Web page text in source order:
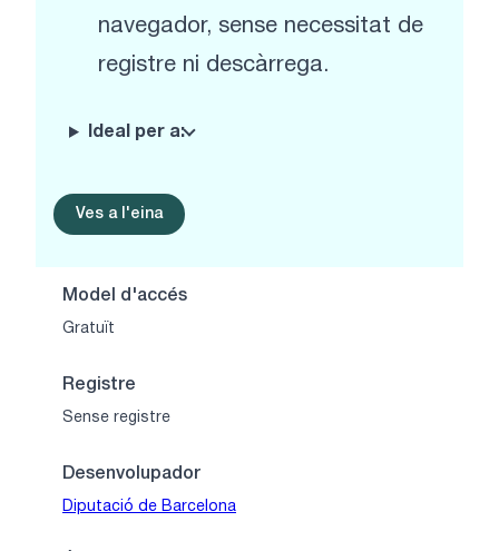
navegador, sense necessitat de
registre ni descàrrega.
Ideal per a:
Ves a l'eina
Model d'accés
Gratuït
Registre
Sense registre
Desenvolupador
Diputació de Barcelona